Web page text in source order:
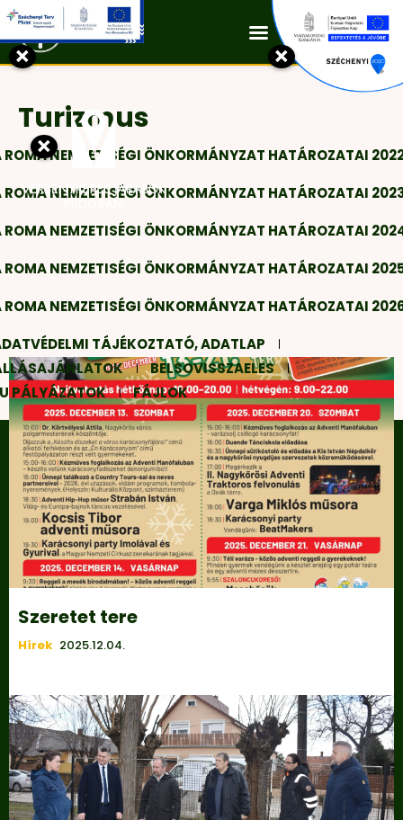
Kapcsolat
Turizmus
ROMA NEMZETISÉGI ÖNKORMÁNYZAT HATÁROZATAI
ROMA NEMZETISÉGI ÖNKORMÁNYZAT HATÁROZATAI
ROMA NEMZETISÉGI ÖNKORMÁNYZAT HATÁROZATAI
ROMA NEMZETISÉGI ÖNKORMÁNYZAT HATÁROZATAI
ROMA NEMZETISÉGI ÖNKORMÁNYZAT HATÁROZATAI
TÁJÉKOZTATÓ, ADATLAP
BELSOVISSZAELES
PÁLYÁZATOK
FÁJLOK
Szeretet tere
Hírek 2025.12.04.
×
×
×